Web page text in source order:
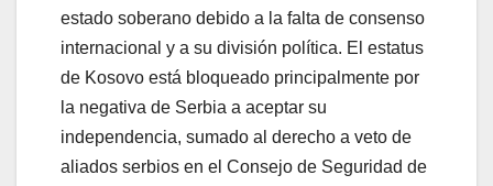
estado soberano debido a la falta de consenso
internacional y a su división política. El estatus
de Kosovo está bloqueado principalmente por
la negativa de Serbia a aceptar su
independencia, sumado al derecho a veto de
aliados serbios en el Consejo de Seguridad de